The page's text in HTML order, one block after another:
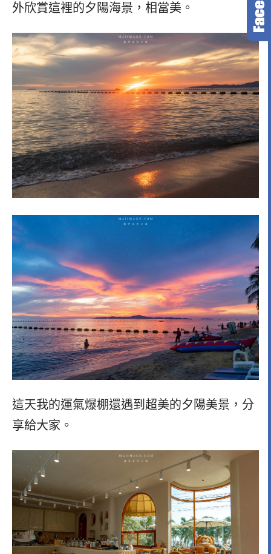
外欣賞這裡的夕陽海景，相當美。
這天我的運氣爆棚還遇到超美的夕陽美景，分
享給大家。